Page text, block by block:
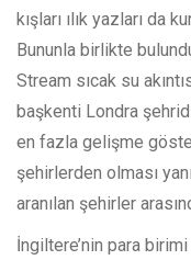
kışları ılık yazları da
Bununla birlikte
Stream sıcak su
başkenti Londra
en fazla gelişme
şehirlerden olması
aranılan şehirler
İngiltere’nin para